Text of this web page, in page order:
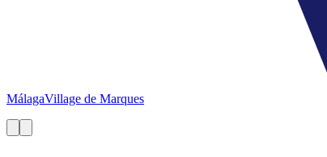
MálagaVillage de Marques